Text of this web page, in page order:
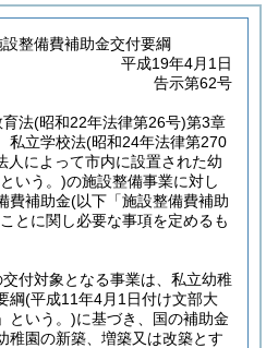
整備費補助金交付要綱
平成19年4月1日
告示第62号
育法(昭和22年法律第26号)第3章
私立学校法(昭和24年法律第270
人によって市内に設置された幼
いう。)の施設整備事業に対し
費補助金(以下「施設整備費補助
とに関し必要な事項を定めるも
付対象となる事業は、私立幼稚
綱(平成11年4月1日付け文部大
という。)に基づき、国の補助金
稚園の新築、増築又は改築とす